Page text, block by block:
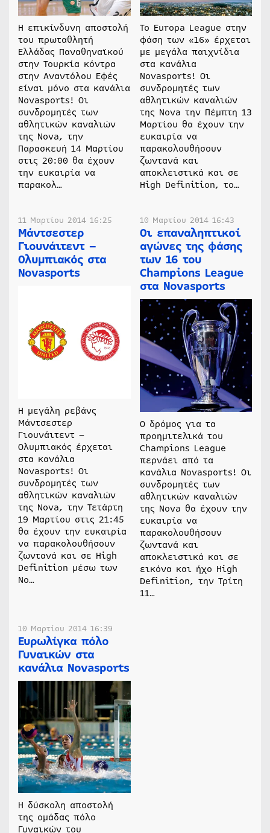
H επικίνδυνη αποστολή
του πρωταθλητή
Ελλάδας Παναθηναϊκού
στην Τουρκία κόντρα
στην Αναντόλου Εφές
είναι μόνο στα κανάλια
Novasports! Οι
συνδρομητές των
αθλητικών καναλιών
της Nova, την
Παρασκευή 14 Μαρτίου
στις 20:00 θα έχουν
την ευκαιρία να
παρακολ…
Το Europa League στην
φάση των «16» έρχεται
με μεγάλα παιχνίδια
στα κανάλια
Novasports! Οι
συνδρομητές των
αθλητικών καναλιών
της Nova την Πέμπτη 13
Μαρτίου θα έχουν την
ευκαιρία να
παρακολουθήσουν
ζωντανά και
αποκλειστικά και σε
High Definition, το…
11 Μαρτίου 2014 16:25
Μάντσεστερ
Γιουνάιτεντ –
Ολυμπιακός στα
Novasports
Η μεγάλη ρεβάνς
Μάντσεστερ
Γιουνάιτεντ –
Ολυμπιακός έρχεται
στα κανάλια
Novasports! Οι
συνδρομητές των
αθλητικών καναλιών
της Nova, την Τετάρτη
19 Μαρτίου στις 21:45
θα έχουν την ευκαιρία
να παρακολουθήσουν
ζωντανά και σε High
Definition μέσω των
No…
10 Μαρτίου 2014 16:43
Οι επαναληπτικοί
αγώνες της φάσης
των 16 του
Champions League
στα Novasports
Ο δρόμος για τα
προημιτελικά του
Champions League
περνάει από τα
κανάλια Novasports! Οι
συνδρομητές των
αθλητικών καναλιών
της Nova θα έχουν την
ευκαιρία να
παρακολουθήσουν
ζωντανά και
αποκλειστικά και σε
εικόνα και ήχο High
Definition, την Τρίτη
11…
10 Μαρτίου 2014 16:39
Ευρωλίγκα πόλο
Γυναικών στα
κανάλια Novasports
Η δύσκολη αποστολή
της ομάδας πόλο
Γυναικών του